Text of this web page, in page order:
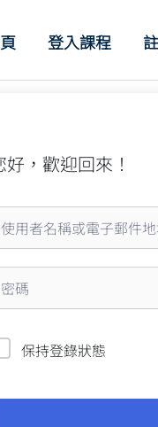
登入課程
好，歡迎回來！
保持登錄狀態